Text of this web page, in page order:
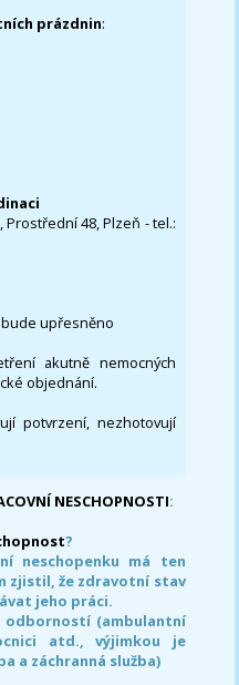
prázdnin:
Prostřední 48, Plzeň - tel.:
upřesněno
akutně nemocných
objednání.
potvrzení, nezhotovují
NESCHOPNOSTI:
?
neschopenku má ten
zjistil, že zdravotní stav
jeho práci.
odborností (ambulantní
atd., výjimkou je
a záchranná služba)